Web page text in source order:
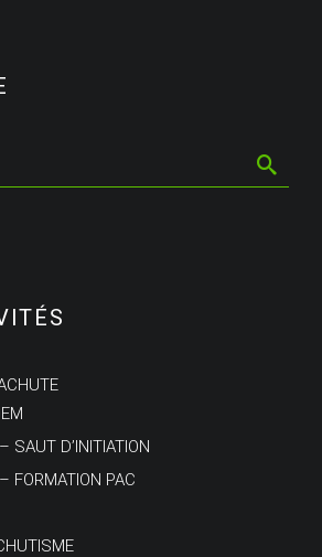
SAUT D’INITIATION
FORMATION PAC